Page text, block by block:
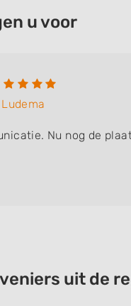
u voor
Nu nog de
uit de